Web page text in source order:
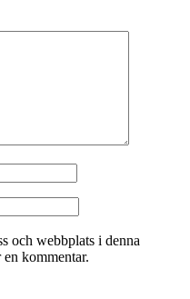
och webbplats i denna
kommentar.